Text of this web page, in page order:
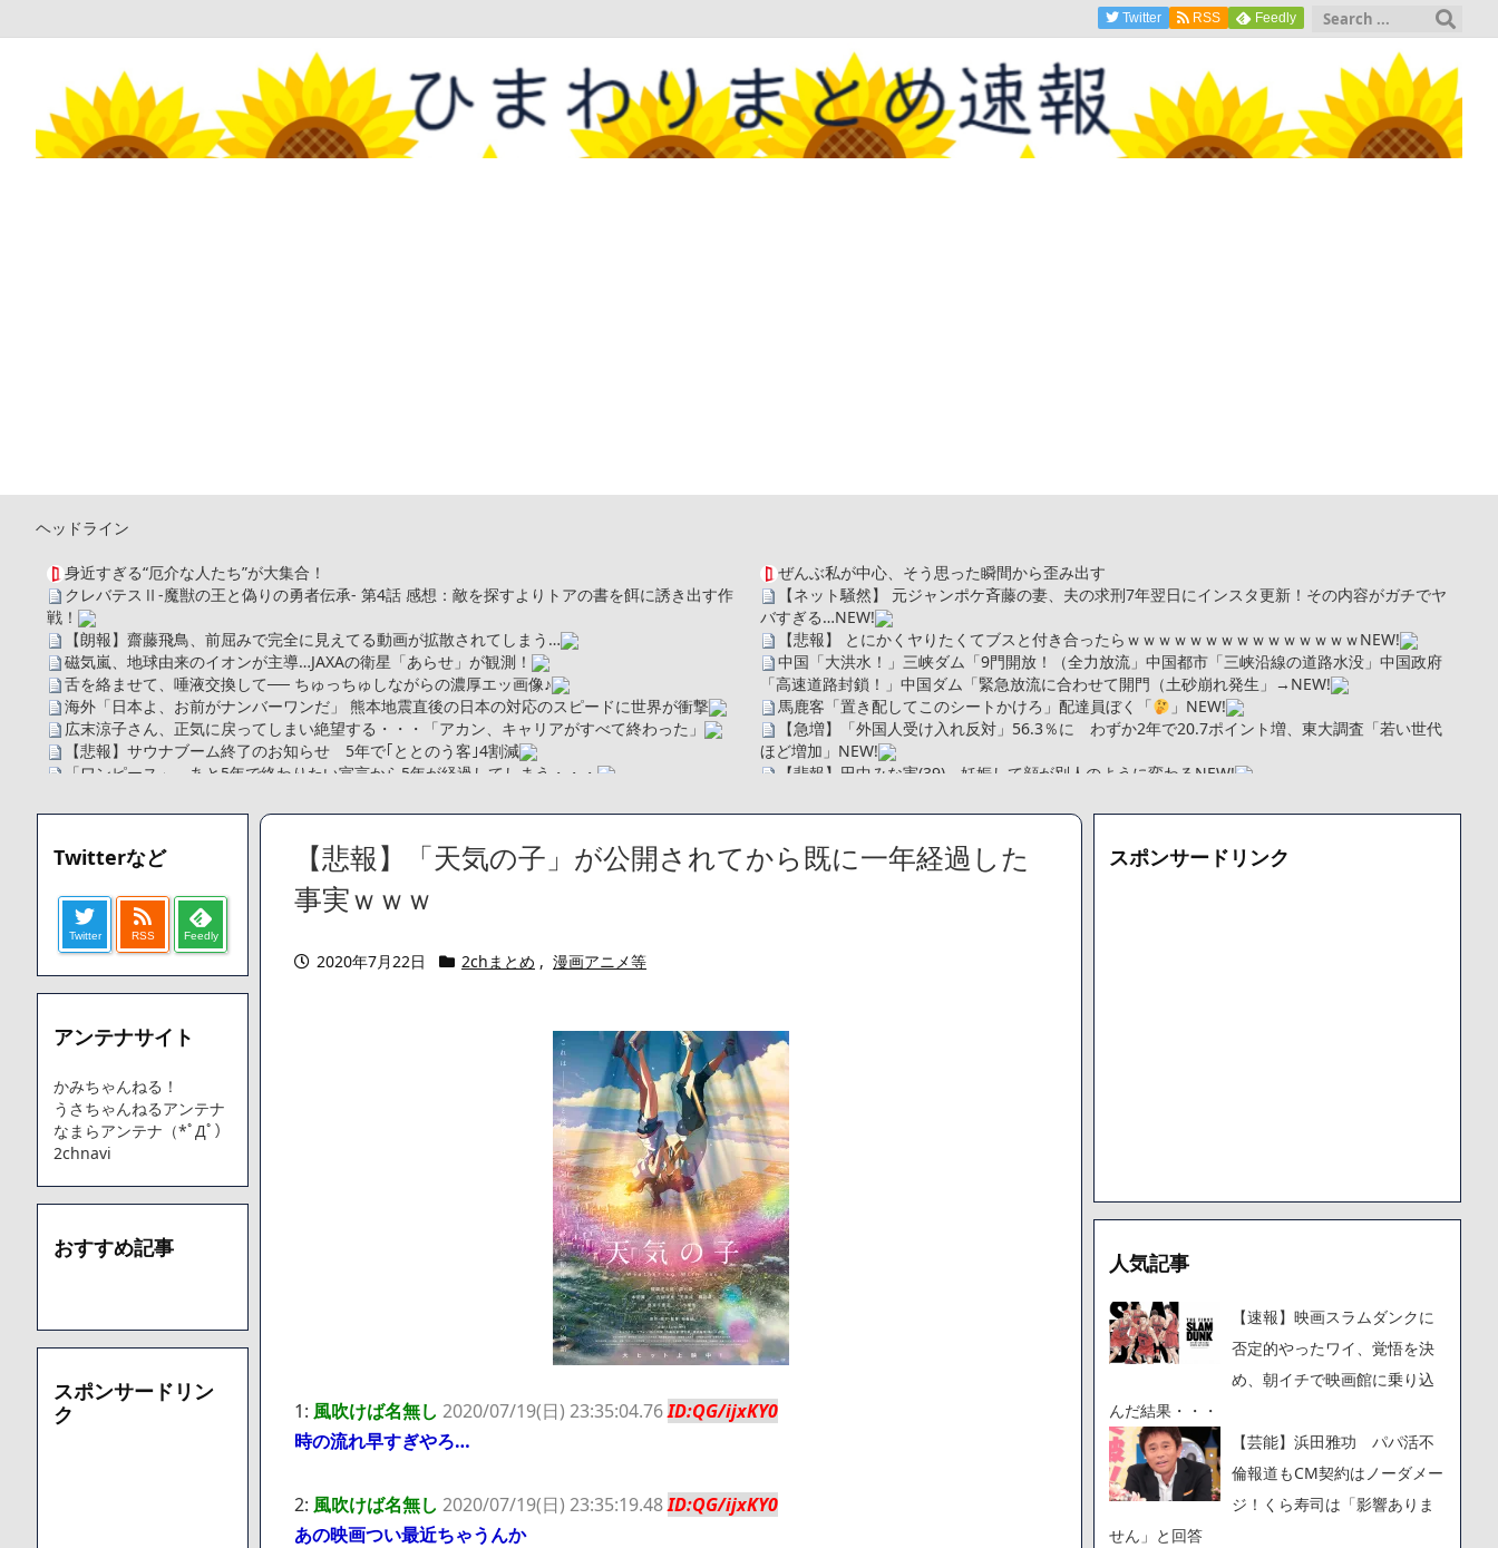
Twitter RSS Feedly
ヘッドライン
身近すぎる“厄介な人たち”が大集合！
クレバテスⅡ-魔獣の王と偽りの勇者伝承- 第4話 感想：敵を探すよりトアの書を餌に誘き出す作
戦！
【朗報】齋藤飛鳥、前屈みで完全に見えてる動画が拡散されてしまう…
磁気嵐、地球由来のイオンが主導…JAXAの衛星「あらせ」が観測！
舌を絡ませて、唾液交換して── ちゅっちゅしながらの濃厚エッ画像♪
海外「日本よ、お前がナンバーワンだ」 熊本地震直後の日本の対応のスピードに世界が衝撃
広末涼子さん、正気に戻ってしまい絶望する・・・「アカン、キャリアがすべて終わった」
【悲報】サウナブーム終了のお知らせ 5年で｢ととのう客｣4割減
「ワンピース」、あと5年で終わりたい宣言から5年が経過してしまう・・・
【画像】さくまあきら「桃鉄の赤マスは実際に行ってみてクソだった所です」
【愕然】ワイ「豚バラ220gカリッカリになるまで焼いて重さ調べたろww(2割3割減ったら御の
字やろなあww)」→結果・・・・・・・・・・・・・・・・・・・
【悲報】ジェネリック医薬品、4割が承認書と異なる製造だったことが発覚「衝撃的な数字だ」
【速報】楽天グループ、減損損失約160億円と約700億円の繰延税金資産の取崩し
【悲報】読売新聞、「避難所の自販機が壊されて窃盗された」というデマ記事をこっそり削除し
てしまう
SM風俗嬢ワイ、なんでも答えるが質問ある？
Powered by livedoor 相互RSS
ぜんぶ私が中心、そう思った瞬間から歪み出す
【ネット騒然】 元ジャンポケ斉藤の妻、夫の求刑7年翌日にインスタ更新！その内容がガチでヤ
バすぎる…NEW!
【悲報】 とにかくヤりたくてブスと付き合ったらｗｗｗｗｗｗｗｗｗｗｗｗｗｗｗNEW!
中国「大洪水！」三峡ダム「9門開放！（全力放流」中国都市「三峡沿線の道路水没」中国政府
「高速道路封鎖！」中国ダム「緊急放流に合わせて開門（土砂崩れ発生」→ NEW!
馬鹿客「置き配してこのシートかけろ」配達員ぼく「
」 NEW!
【急増】「外国人受け入れ反対」56.3％に わずか2年で20.7ポイント増、東大調査「若い世代
ほど増加」 NEW!
【悲報】田中みな実(39)、妊娠して顔が別人のように変わる NEW!
【画像】彼女「ねー、今日のデートこれで行っていー？」ﾊﾟｼｬ
【配信者】「金バエ」のSNS更新が1週間途絶え、様々な憶測が飛び交う。1週間ぶりの投稿でも
Powered by livedoor 相互RSS
【悲報】「天気の子」が公開されてから既に一年経過した
事実ｗｗｗ
2020年7月22日 2chまとめ , 漫画アニメ等
1: 風吹けば名無し 2020/07/19(日) 23:35:04.76ID:QG/ijxKY0
時の流れ早すぎやろ…
2: 風吹けば名無し 2020/07/19(日) 23:35:19.48ID:QG/ijxKY0
あの映画つい最近ちゃうんか
Twitterなど
Twitter RSS Feedly
アンテナサイト
かみちゃんねる！
うさちゃんねるアンテナ
なまらアンテナ（*ﾟДﾟ）
2chnavi
おすすめ記事
スポンサードリン
ク
スポンサードリンク
人気記事
【速報】映画スラムダンクに
否定的やったワイ、覚悟を決
め、朝イチで映画館に乗り込
んだ結果・・・
【芸能】浜田雅功 パパ活不
倫報道もCM契約はノーダメー
ジ！くら寿司は「影響ありま
せん」と回答